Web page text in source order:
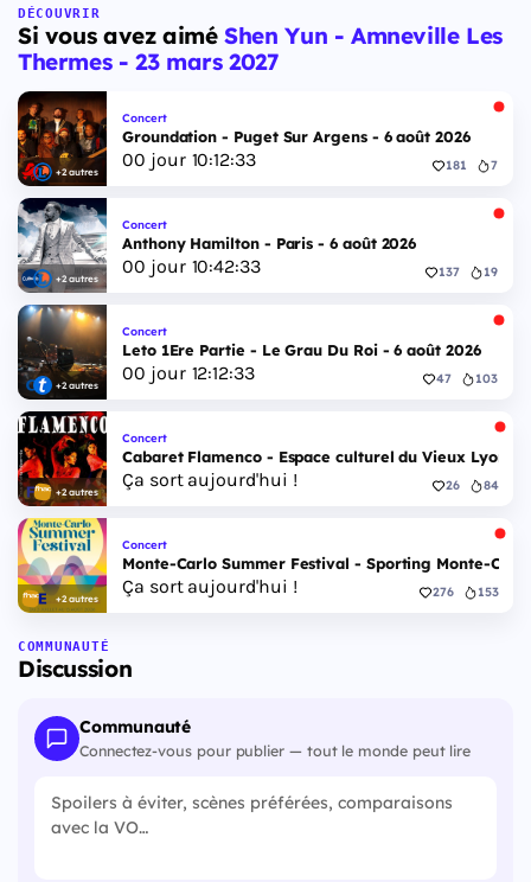
DÉCOUVRIR
Si vous avez aiméShen Yun - Amneville Les
Thermes - 23 mars 2027
+2 autres
Concert
Groundation - Puget Sur Argens - 6 août 2026
00 jour 10:12:32 181 7
+2 autres
Concert
Anthony Hamilton - Paris - 6 août 2026
00 jour 10:42:32 137 19
+2 autres
Concert
Leto 1Ere Partie - Le Grau Du Roi - 6 août 2026
00 jour 12:12:32 47 103
+2 autres
Concert
Cabaret Flamenco - Espace culturel du Vieux Lyon -
Ça sort aujourd'hui ! 26 84
+2 autres
Concert
Monte-Carlo Summer Festival - Sporting Monte-
Ça sort aujourd'hui ! 276 153
COMMUNAUTÉ
Discussion
Communauté
Connectez-vous pour publier — tout le monde peut lire